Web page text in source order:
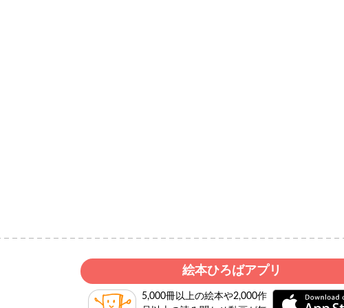
絵本ひろばアプリ
5,000冊以上の絵本や2,000作